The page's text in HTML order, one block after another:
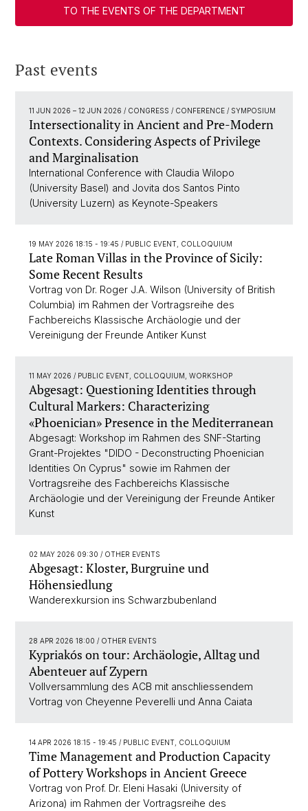
TO THE EVENTS OF THE DEPARTMENT
Past events
11 JUN 2026 – 12 JUN 2026 / CONGRESS / CONFERENCE / SYMPOSIUM
Intersectionality in Ancient and Pre-Modern
Contexts. Considering Aspects of Privilege
and Marginalisation
International Conference with Claudia Wilopo
(University Basel) and Jovita dos Santos Pinto
(University Luzern) as Keynote-Speakers
19 MAY 2026 18:15 - 19:45 / PUBLIC EVENT, COLLOQUIUM
Late Roman Villas in the Province of Sicily:
Some Recent Results
Vortrag von Dr. Roger J.A. Wilson (University of British
Columbia) im Rahmen der Vortragsreihe des
Fachbereichs Klassische Archäologie und der
Vereinigung der Freunde Antiker Kunst
11 MAY 2026 / PUBLIC EVENT, COLLOQUIUM, WORKSHOP
Abgesagt: Questioning Identities through
Cultural Markers: Characterizing
«Phoenician» Presence in the Mediterranean
Abgesagt: Workshop im Rahmen des SNF-Starting
Grant-Projektes "DIDO - Deconstructing Phoenician
Identities On Cyprus" sowie im Rahmen der
Vortragsreihe des Fachbereichs Klassische
Archäologie und der Vereinigung der Freunde Antiker
Kunst
02 MAY 2026 09:30 / OTHER EVENTS
Abgesagt: Kloster, Burgruine und
Höhensiedlung
Wanderexkursion ins Schwarzbubenland
28 APR 2026 18:00 / OTHER EVENTS
Kypriakós on tour: Archäologie, Alltag und
Abenteuer auf Zypern
Vollversammlung des ACB mit anschliessendem
Vortrag von Cheyenne Peverelli und Anna Caiata
14 APR 2026 18:15 - 19:45 / PUBLIC EVENT, COLLOQUIUM
Time Management and Production Capacity
of Pottery Workshops in Ancient Greece
Vortrag von Prof. Dr. Eleni Hasaki (University of
Arizona) im Rahmen der Vortragsreihe des